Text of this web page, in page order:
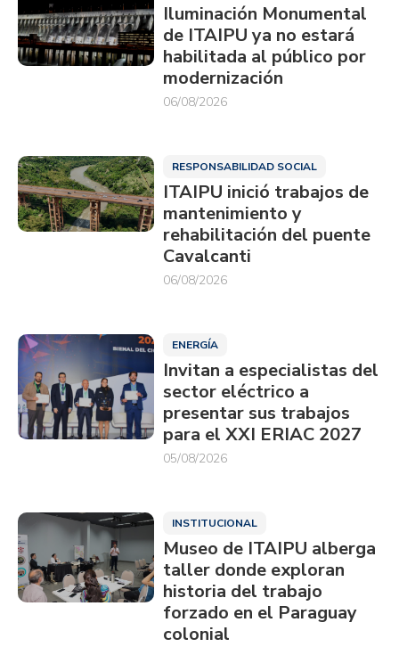
Iluminación Monumental
de ITAIPU ya no estará
habilitada al público por
modernización
06/08/2026
RESPONSABILIDAD SOCIAL
ITAIPU inició trabajos de
mantenimiento y
rehabilitación del puente
Cavalcanti
06/08/2026
ENERGÍA
Invitan a especialistas del
sector eléctrico a
presentar sus trabajos
para el XXI ERIAC 2027
05/08/2026
INSTITUCIONAL
Museo de ITAIPU alberga
taller donde exploran
historia del trabajo
forzado en el Paraguay
colonial